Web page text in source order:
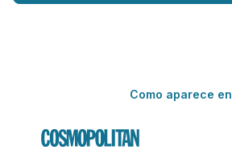
Como aparece en